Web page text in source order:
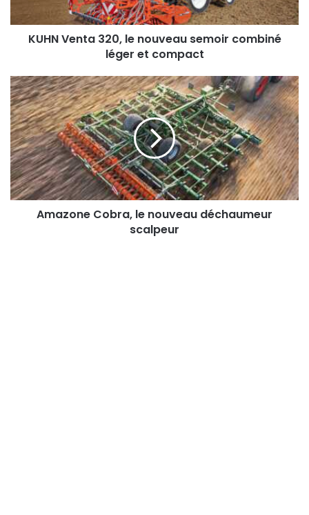
et
compact
KUHN Venta 320, le nouveau semoir combiné
léger et compact
Amazone
Cobra,
le
nouveau
déchaumeur
scalpeur
Amazone Cobra, le nouveau déchaumeur
scalpeur